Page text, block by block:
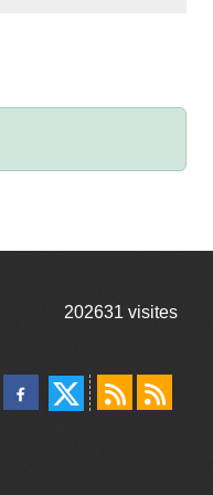
202631 visites